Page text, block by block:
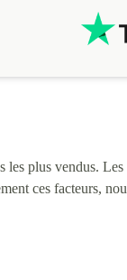
plus vendus.
ces facteurs,